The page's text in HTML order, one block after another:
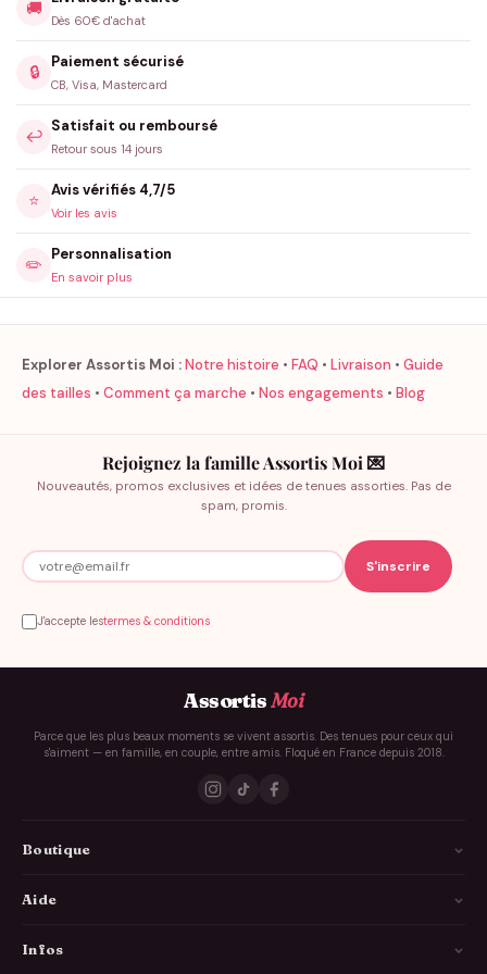
🚚
Dès 60€ d'achat
🔒
Paiement sécurisé
CB, Visa, Mastercard
↩️
Satisfait ou remboursé
Retour sous 14 jours
⭐
Avis vérifiés 4,7/5
Voir les avis
✏️
Personnalisation
En savoir plus
Explorer Assortis Moi :Notre histoire • FAQ • Livraison • Guide
des tailles • Comment ça marche • Nos engagements • Blog
Rejoignez la famille Assortis Moi 💌
Nouveautés, promos exclusives et idées de tenues assorties. Pas de
spam, promis.
J'accepte lestermes & conditions
AssortisMoi
Parce que les plus beaux moments se vivent assortis. Des tenues pour ceux qui
s'aiment — en famille, en couple, entre amis. Floqué en France depuis 2018.
Boutique
Aide
Infos